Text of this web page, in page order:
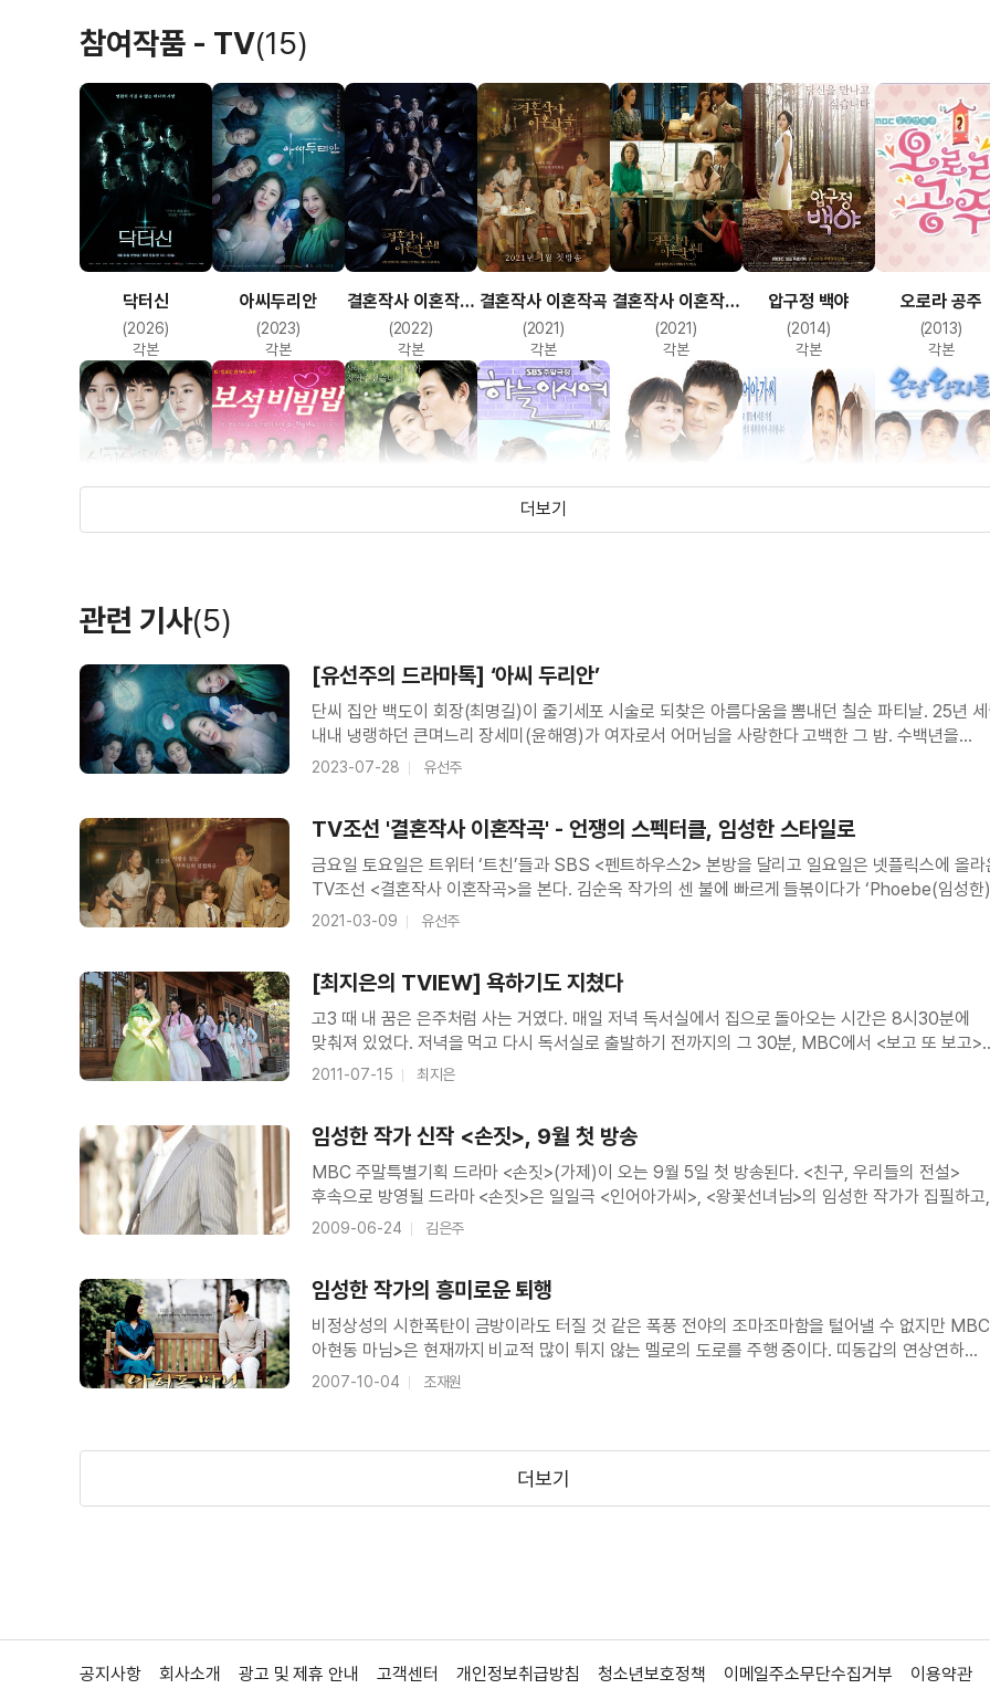
참여작품 - TV(15)
닥터신
(2026)
각본
아씨두리안
(2023)
각본
결혼작사 이혼작곡
시즌3
(2022)
각본
결혼작사 이혼작곡
(2021)
각본
결혼작사 이혼작곡
시즌2
(2021)
각본
압구정 백야
(2014)
각본
오로라 공주
(2013)
각본
(2011)
각본
보고 또 보고
(1998)
각본
더보기
관련 기사(5)
[유선주의 드라마톡] ‘아씨 두리안’
단씨 집안 백도이 회장(최명길)이 줄기세포 시술로 되찾은 아름다움을 뽐내던 칠순 파티날. 25년
내내 냉랭하던 큰며느리 장세미(윤해영)가 여자로서 어머님을 사랑한다 고백한 그 밤. 수백년을
뛰어넘은 두 여인이 단씨네 별장에 당도한다. 조선시대 양반 마님 두리안(박주미)과 며느리 김소저
2023-07-28 유선주
TV조선 '결혼작사 이혼작곡' - 언쟁의 스펙터클, 임성한 스타일로
금요일 토요일은 트위터 ‘트친’들과 SBS <펜트하우스2> 본방을 달리고 일요일은 넷플릭스에 올라
TV조선 <결혼작사 이혼작곡>을 본다. 김순옥 작가의 센 불에 빠르게 들볶이다가 ‘Phoebe(임성한
작가의 약불에 서서히 조려지는 것이 요즘 주말 밤의 의례다. 돼지고기를 기름에 튀긴 다음 향신
2021-03-09 유선주
[최지은의 TVIEW] 욕하기도 지쳤다
고3 때 내 꿈은 은주처럼 사는 거였다. 매일 저녁 독서실에서 집으로 돌아오는 시간은 8시30분에
맞춰져 있었다. 저녁을 먹고 다시 독서실로 출발하기 전까지의 그 30분, MBC에서 <보고 또 보고>
하는 시간이 나에겐 몇 안되는 삶의 낙이었다. 왜 하필 <보고 또 보고>였냐고 묻는다면 명확히
2011-07-15 최지은
임성한 작가 신작 <손짓>, 9월 첫 방송
MBC 주말특별기획 드라마 <손짓>(가제)이 오는 9월 5일 첫 방송된다. <친구, 우리들의 전설>
후속으로 방영될 드라마 <손짓>은 일일극 <인어아가씨>, <왕꽃선녀님>의 임성한 작가가 집필하고,
2009-06-24 김은주
임성한 작가의 흥미로운 퇴행
비정상성의 시한폭탄이 금방이라도 터질 것 같은 폭풍 전야의 조마조마함을 털어낼 수 없지만
아현동 마님>은 현재까지 비교적 많이 튀지 않는 멜로의 도로를 주행 중이다. 띠동갑의 연상연하
커플이 사랑에 빠졌고, 집안의 반대로 눈물로 베갯머리를 적신다는 전개야 남녀의 이름 석자가 한번만
2007-10-04 조재원
더보기
공지사항 회사소개 광고 및 제휴 안내 고객센터 개인정보취급방침 청소년보호정책 이메일주소무단수집거부 이용약관